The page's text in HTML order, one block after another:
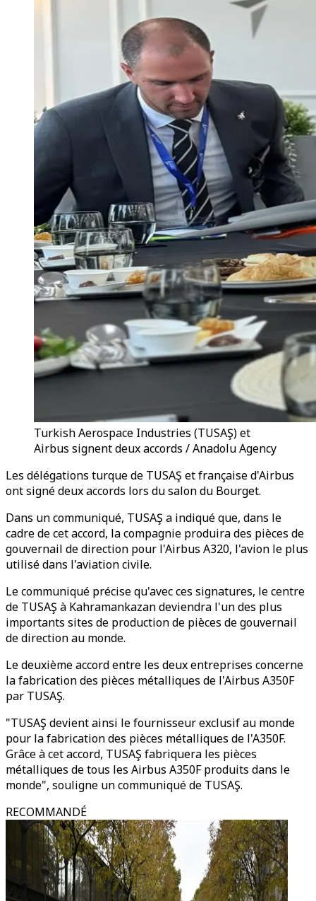
Turkish Aerospace Industries (TUSAŞ) et
Airbus signent deux accords / Anadolu Agency
Les délégations turque de TUSAŞ et française d'Airbus
ont signé deux accords lors du salon du Bourget.
Dans un communiqué, TUSAŞ a indiqué que, dans le
cadre de cet accord, la compagnie produira des pièces de
gouvernail de direction pour l'Airbus A320, l'avion le plus
utilisé dans l'aviation civile.
Le communiqué précise qu'avec ces signatures, le centre
de TUSAŞ à Kahramankazan deviendra l'un des plus
importants sites de production de pièces de gouvernail
de direction au monde.
Le deuxième accord entre les deux entreprises concerne
la fabrication des pièces métalliques de l'Airbus A350F
par TUSAŞ.
"TUSAŞ devient ainsi le fournisseur exclusif au monde
pour la fabrication des pièces métalliques de l'A350F.
Grâce à cet accord, TUSAŞ fabriquera les pièces
métalliques de tous les Airbus A350F produits dans le
monde", souligne un communiqué de TUSAŞ.
RECOMMANDÉ